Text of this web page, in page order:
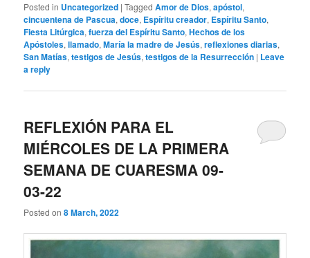
Posted in Uncategorized |Tagged Amor de Dios,apóstol,
cincuentena de Pascua,doce, Espíritu creador, Espíritu Santo,
Fiesta Litúrgica,fuerza del Espíritu Santo,Hechos de los
Apóstoles,llamado,María la madre de Jesús,reflexiones diarias,
San Matías,testigos de Jesús,testigos de la Resurrección | Leave
a reply
REFLEXIÓN PARA EL
MIÉRCOLES DE LA PRIMERA
SEMANA DE CUARESMA 09-
03-22
Posted on8 March, 2022